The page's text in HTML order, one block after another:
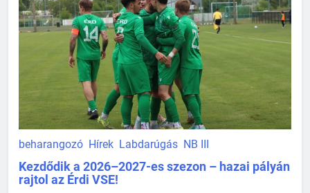
beharangozó Hírek Labdarúgás NB III
Kezdődik a 2026–2027-es szezon – hazai pályán
rajtol az Érdi VSE!